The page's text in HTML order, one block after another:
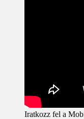
Iratkozz fel a